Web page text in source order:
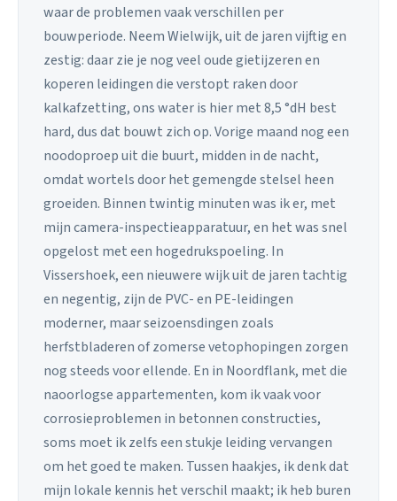
waar de problemen vaak verschillen per
bouwperiode. Neem Wielwijk, uit de jaren vijftig en
zestig: daar zie je nog veel oude gietijzeren en
koperen leidingen die verstopt raken door
kalkafzetting, ons water is hier met 8,5 °dH best
hard, dus dat bouwt zich op. Vorige maand nog een
noodoproep uit die buurt, midden in de nacht,
omdat wortels door het gemengde stelsel heen
groeiden. Binnen twintig minuten was ik er, met
mijn camera-inspectieapparatuur, en het was snel
opgelost met een hogedrukspoeling. In
Vissershoek, een nieuwere wijk uit de jaren tachtig
en negentig, zijn de PVC- en PE-leidingen
moderner, maar seizoensdingen zoals
herfstbladeren of zomerse vetophopingen zorgen
nog steeds voor ellende. En in Noordflank, met die
naoorlogse appartementen, kom ik vaak voor
corrosieproblemen in betonnen constructies,
soms moet ik zelfs een stukje leiding vervangen
om het goed te maken. Tussen haakjes, ik denk dat
mijn lokale kennis het verschil maakt; ik heb buren